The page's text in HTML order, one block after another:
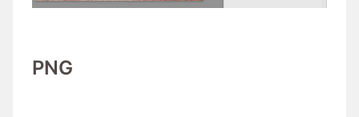
PNG